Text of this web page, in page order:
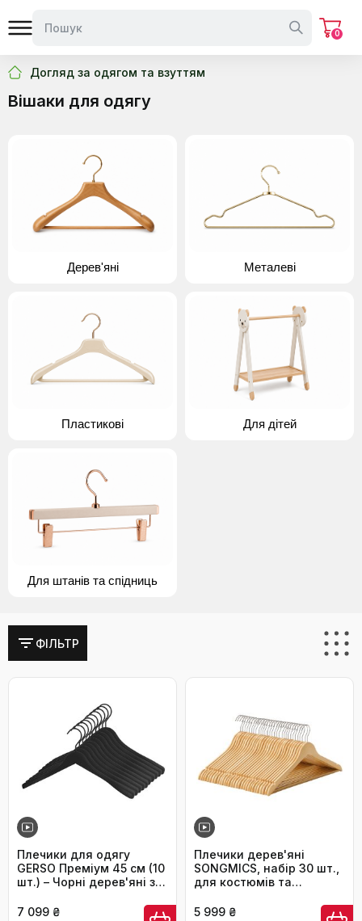
0
Догляд за одягом та взуттям
Вішаки для одягу
Дерев'яні Металеві
Пластикові Для дітей
Для штанів та спідниць
ФІЛЬТР
Плечики для одягу
GERSO Преміум 45 см (10
шт.) – Чорні дерев'яні з
поворотний гачок для
7 099 ₴
Плечики дерев'яні
SONGMICS, набір 30 шт.,
для костюмів та
колір з срібним гачком, з
5 999 ₴